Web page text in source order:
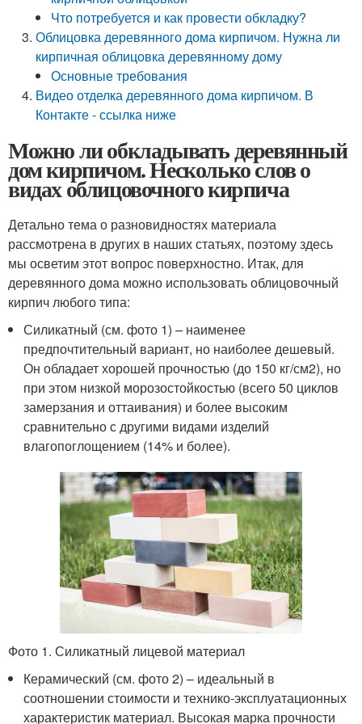
Что потребуется и как провести обкладку?
Облицовка деревянного дома кирпичом. Нужна ли
кирпичная облицовка деревянному дому
Основные требования
Видео отделка деревянного дома кирпичом. В
Контакте - ссылка ниже
Можно ли обкладывать деревянный
дом кирпичом. Несколько слов о
видах облицовочного кирпича
Детально тема о разновидностях материала
рассмотрена в других в наших статьях, поэтому здесь
мы осветим этот вопрос поверхностно. Итак, для
деревянного дома можно использовать облицовочный
кирпич любого типа:
Силикатный (см. фото 1) – наименее
предпочтительный вариант, но наиболее дешевый.
Он обладает хорошей прочностью (до 150 кг/см2), но
при этом низкой морозостойкостью (всего 50 циклов
замерзания и оттаивания) и более высоким
сравнительно с другими видами изделий
влагопоглощением (14% и более).
Фото 1. Силикатный лицевой материал
Керамический (см. фото 2) – идеальный в
соотношении стоимости и технико-эксплуатационных
характеристик материал. Высокая марка прочности